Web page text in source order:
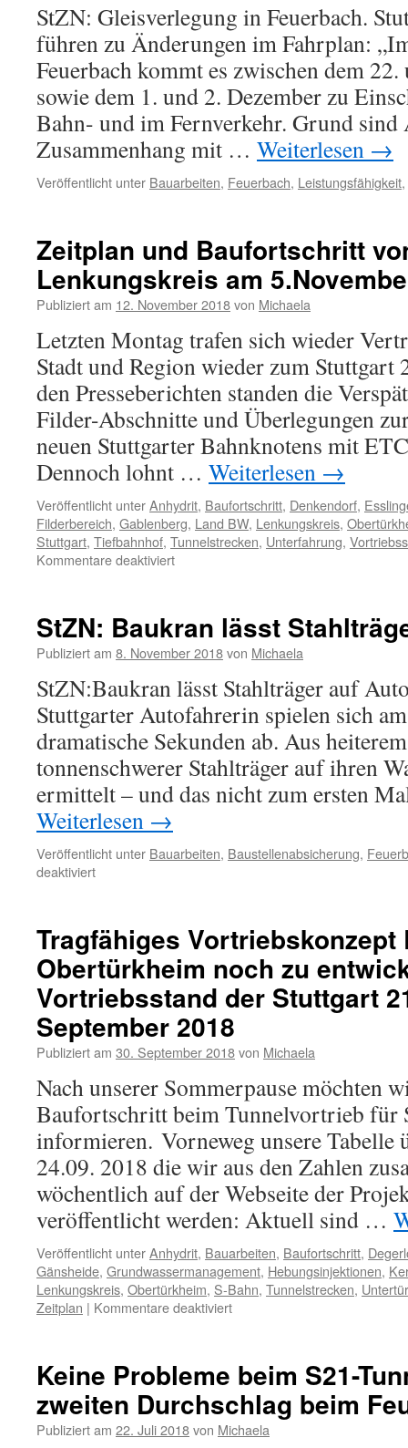
StZN: Gleisverlegung in Feuerbach.
führen zu Änderungen im Fahrplan:
Feuerbach kommt es zwischen dem
sowie dem 1. und 2. Dezember zu
Bahn- und im Fernverkehr. Grund
Zusammenhang mit … Weiterlesen →
Veröffentlicht unter Bauarbeiten, Feuerbach, Leistungsfähigkeit,
Zeitplan und Baufortschritt
Lenkungskreis am
Publiziert am 12. November 2018von Michaela
Letzten Montag trafen sich wieder
Stadt und Region wieder zum
den Presseberichten standen die
Filder-Abschnitte und Überlegungen
neuen Stuttgarter Bahnknotens mit
Dennoch lohnt … Weiterlesen →
Veröffentlicht unterAnhydrit, Baufortschritt, Denkendorf,
Filderbereich, Gablenberg, Land BW, Lenkungskreis,
Stuttgart, Tiefbahnhof, Tunnelstrecken, Unterfahrung,
Kommentare deaktiviert
StZN: Baukran lässt
Publiziert am 8. November 2018von Michaela
StZN:Baukran lässt Stahlträger auf
Stuttgarter Autofahrerin spielen sich
dramatische Sekunden ab. Aus
tonnenschwerer Stahlträger auf ihren
ermittelt – und das nicht zum ersten
Weiterlesen →
Veröffentlicht unter Bauarbeiten, Baustellenabsicherung,
deaktiviert
Tragfähiges Vortriebskonzept
Obertürkheim noch zu
Vortriebsstand der Stuttgart
September 2018
Publiziert am 30. September 2018von Michaela
Nach unserer Sommerpause möchten
Baufortschritt beim Tunnelvortrieb für
informieren. Vorneweg unsere Tabelle
24.09. 2018 die wir aus den Zahlen
wöchentlich auf der Webseite der
veröffentlicht werden: Aktuell sind …
Veröffentlicht unterAnhydrit, Bauarbeiten, Baufortschritt,
Gänsheide, Grundwassermanagement, Hebungsinjektionen,
Lenkungskreis, Obertürkheim, S-Bahn, Tunnelstrecken,
Zeitplan | Kommentare deaktiviert
Keine Probleme beim S21-
zweiten Durchschlag beim
Publiziert am 22. Juli 2018von Michaela